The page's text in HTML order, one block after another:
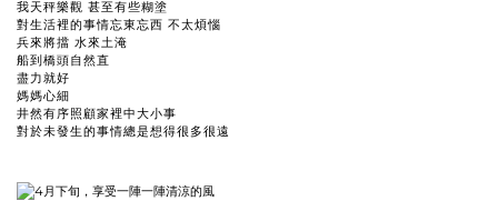
我天秤樂觀 甚至有些糊塗
對生活裡的事情忘東忘西 不太煩惱
兵來將擋 水來土淹
船到橋頭自然直
盡力就好
媽媽心細
井然有序照顧家裡中大小事
對於未發生的事情總是想得很多很遠